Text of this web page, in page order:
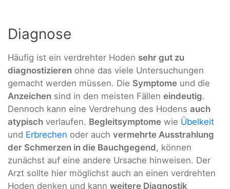
Diagnose
Häufig ist ein verdrehter Hoden sehr gut zu
diagnostizieren ohne das viele Untersuchungen
gemacht werden müssen. Die Symptome und die
Anzeichen sind in den meisten Fällen eindeutig.
Dennoch kann eine Verdrehung des Hodens auch
atypisch verlaufen. Begleitsymptome wie Übelkeit
und Erbrechen oder auch vermehrte Ausstrahlung
der Schmerzen in die Bauchgegend, können
zunächst auf eine andere Ursache hinweisen. Der
Arzt sollte hier möglichst auch an einen verdrehten
Hoden denken und kann weitere Diagnostik